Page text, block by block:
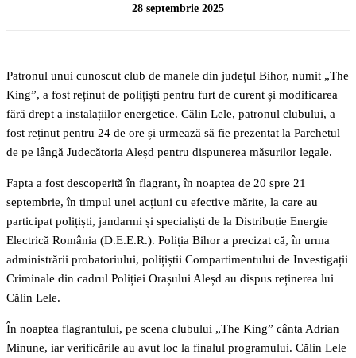
28 septembrie 2025
Patronul unui cunoscut club de manele din județul Bihor, numit „The
King”, a fost reținut de polițiști pentru furt de curent și modificarea
fără drept a instalațiilor energetice. Călin Lele, patronul clubului, a
fost reținut pentru 24 de ore și urmează să fie prezentat la Parchetul
de pe lângă Judecătoria Aleșd pentru dispunerea măsurilor legale.
Fapta a fost descoperită în flagrant, în noaptea de 20 spre 21
septembrie, în timpul unei acțiuni cu efective mărite, la care au
participat polițiști, jandarmi și specialiști de la Distribuție Energie
Electrică România (D.E.E.R.). Poliția Bihor a precizat că, în urma
administrării probatoriului, polițiștii Compartimentului de Investigații
Criminale din cadrul Poliției Orașului Aleșd au dispus reținerea lui
Călin Lele.
În noaptea flagrantului, pe scena clubului „The King” cânta Adrian
Minune, iar verificările au avut loc la finalul programului. Călin Lele